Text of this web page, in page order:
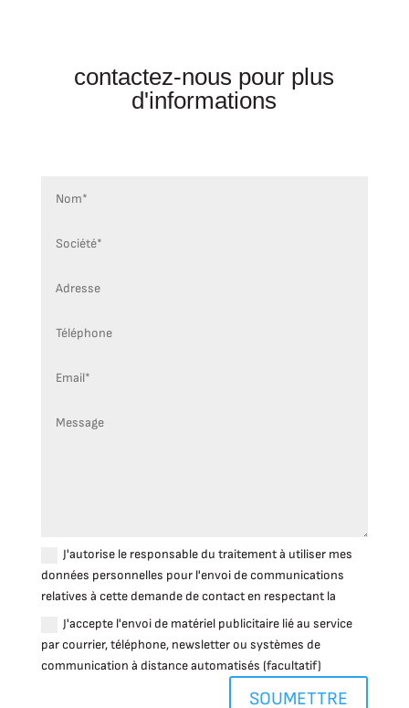
contactez-nous pour plus
d'informations
J'autorise le responsable du traitement à utiliser mes
données personnelles pour l'envoi de communications
relatives à cette demande de contact en respectant la
J'accepte l'envoi de matériel publicitaire lié au service
par courrier, téléphone, newsletter ou systèmes de
communication à distance automatisés (facultatif)
SOUMETTRE